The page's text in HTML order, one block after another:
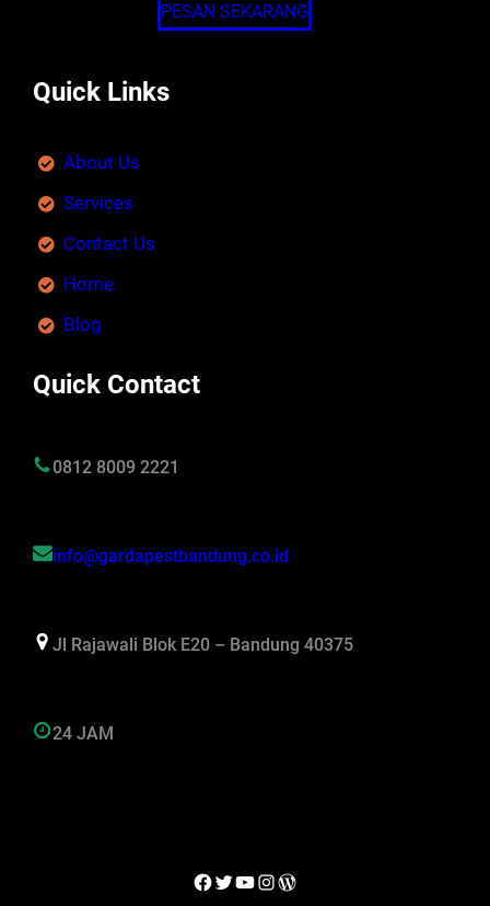
PESAN SEKARANG
Quick Links
About Us
Services
Contact Us
Home
Blog
Quick Contact
0812 8009 2221
info@gardapestbandung.co.id
Jl Rajawali Blok E20 – Bandung 40375
24 JAM
Facebook
Twitter
YouTube
Instagram
WordPress